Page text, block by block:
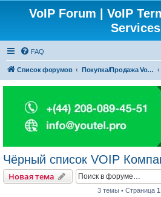
VoIP Forum | VoIP
Services
FAQ
Список форумов Покупка/Продажа Voip Трафика (А-З маршруты)
Чёрный список VOIP
Новая тема
3 темы • Страница 1